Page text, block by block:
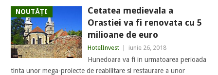
NOUTĂȚI
Cetatea medievala a
Orastiei va fi renovata cu 5
milioane de euro
HotelInvest iunie 26, 2018
Hunedoara va fi in urmatoarea perioada
tinta unor mega-proiecte de reabilitare si restaurare a unor